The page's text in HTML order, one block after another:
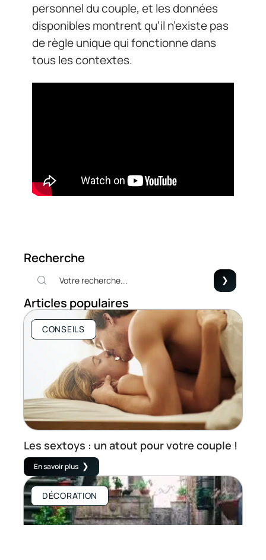
personnel du couple, et les données
disponibles montrent qu’il n’existe pas
de règle unique qui fonctionne dans
tous les contextes.
Recherche
Articles populaires
CONSEILS
Les sextoys : un atout pour votre couple !
En savoir plus
DÉCORATION